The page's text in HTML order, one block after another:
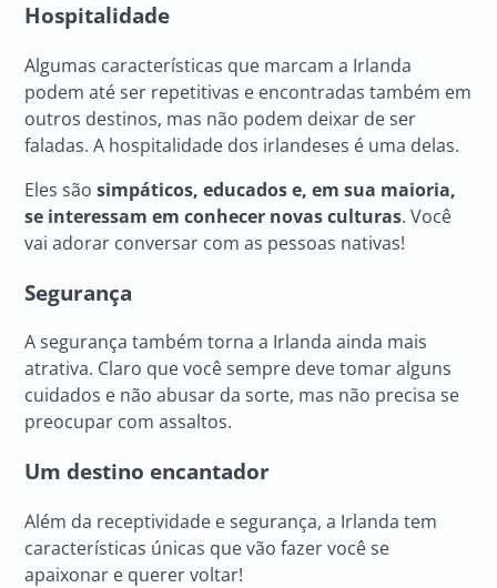
Hospitalidade
Algumas características que marcam a Irlanda
podem até ser repetitivas e encontradas também em
outros destinos, mas não podem deixar de ser
faladas. A hospitalidade dos irlandeses é uma delas.
Eles sãosimpáticos, educados e, em sua maioria,
se interessam em conhecer novas culturas. Você
vai adorar conversar com as pessoas nativas!
Segurança
A segurança também torna a Irlanda ainda mais
atrativa. Claro que você sempre deve tomar alguns
cuidados e não abusar da sorte, mas não precisa se
preocupar com assaltos.
Um destino encantador
Além da receptividade e segurança, a Irlanda tem
características únicas que vão fazer você se
apaixonar e querer voltar!